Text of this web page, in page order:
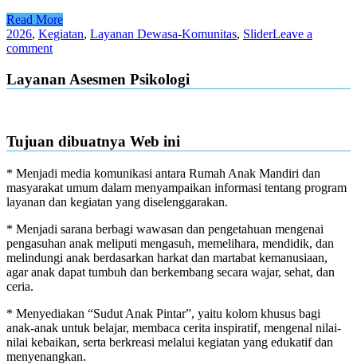
Read More
2026, Kegiatan, Layanan Dewasa-Komunitas, SliderLeave a
comment
Layanan Asesmen Psikologi
Tujuan dibuatnya Web ini
* Menjadi media komunikasi antara Rumah Anak Mandiri dan
masyarakat umum dalam menyampaikan informasi tentang program
layanan dan kegiatan yang diselenggarakan.
* Menjadi sarana berbagi wawasan dan pengetahuan mengenai
pengasuhan anak meliputi mengasuh, memelihara, mendidik, dan
melindungi anak berdasarkan harkat dan martabat kemanusiaan,
agar anak dapat tumbuh dan berkembang secara wajar, sehat, dan
ceria.
* Menyediakan “Sudut Anak Pintar”, yaitu kolom khusus bagi
anak-anak untuk belajar, membaca cerita inspiratif, mengenal nilai-
nilai kebaikan, serta berkreasi melalui kegiatan yang edukatif dan
menyenangkan.